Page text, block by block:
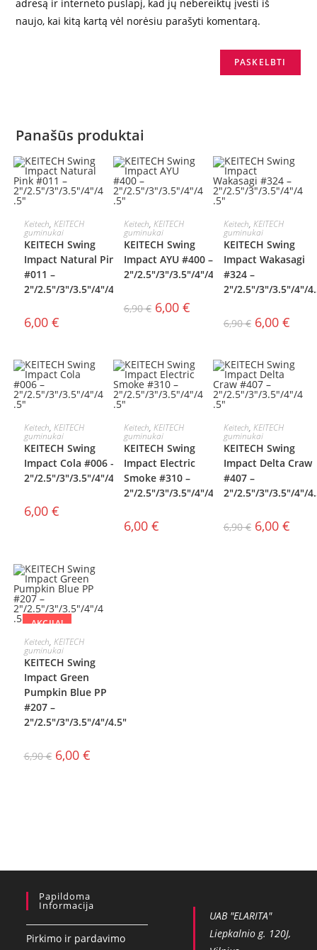
adresą ir interneto puslapį, kad jų nebereiktų įvesti iš
naujo, kai kitą kartą vėl norėsiu parašyti komentarą.
Panašūs produktai
PASIRINKTI
SAVYBES
Keitech, KEITECH
guminukai
KEITECH Swing
Impact Natural Pink
#011 –
2″/2.5″/3″/3.5″/4″/4.5″
6,00 €
PASIRINKTI
SAVYBES
Keitech, KEITECH
guminukai
KEITECH Swing
Impact AYU #400 –
2″/2.5″/3″/3.5″/4″/4.5″
6,90€ 6,00 €
PASIRINKTI
SAVYBES
Keitech, KEITECH
guminukai
KEITECH Swing
Impact Wakasagi
#324 –
2″/2.5″/3″/3.5″/4″/
6,90€ 6,00 €
PASIRINKTI
SAVYBES
Keitech, KEITECH
guminukai
KEITECH Swing
Impact Cola #006 –
2″/2.5″/3″/3.5″/4″/4.5″
6,00 €
PASIRINKTI
SAVYBES
Keitech, KEITECH
guminukai
KEITECH Swing
Impact Electric
Smoke #310 –
2″/2.5″/3″/3.5″/4″/4.5″
6,00 €
PASIRINKTI
SAVYBES
Keitech, KEITECH
guminukai
KEITECH Swing
Impact Delta Craw
#407 –
2″/2.5″/3″/3.5″/4″/
6,90€ 6,00 €
AKCIJA!
PASIRINKTI
SAVYBES
Keitech, KEITECH
guminukai
KEITECH Swing
Impact Green
Pumpkin Blue PP
#207 –
2″/2.5″/3″/3.5″/4″/4.5″
6,90€ 6,00 €
Papildoma
Informacija
Pirkimo ir pardavimo
UAB "ELARITA"
Liepkalnio g. 120J,